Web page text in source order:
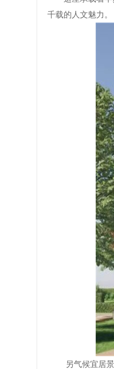
千载的人文魅力 。
另气候宜居